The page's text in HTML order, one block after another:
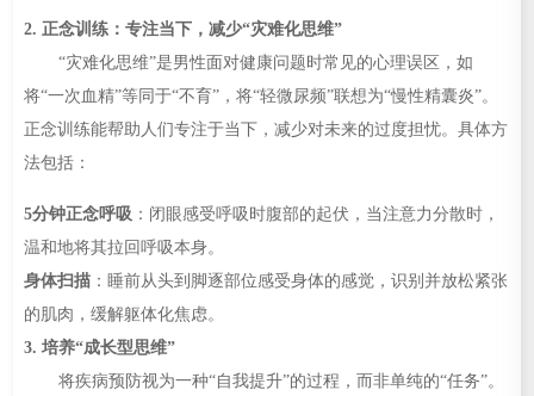
2. 正念训练：专注当下，减少“灾难化思维”
“灾难化思维”是男性面对健康问题时常见的心理误区，如
将“一次血精”等同于“不育”，将“轻微尿频”联想为“慢性精囊炎”。
正念训练能帮助人们专注于当下，减少对未来的过度担忧。具体方
法包括：
5分钟正念呼吸 ：闭眼感受呼吸时腹部的起伏，当注意力分散时，
温和地将其拉回呼吸本身。
身体扫描：睡前从头到脚逐部位感受身体的感觉，识别并放松紧张
的肌肉，缓解躯体化焦虑。
3. 培养“成长型思维”
将疾病预防视为一种“自我提升”的过程，而非单纯的“任务”。